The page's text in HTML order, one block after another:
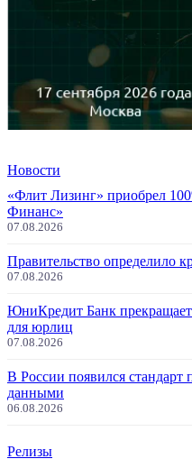
Новости
«Флит Лизинг» приобрел
Финанс»
07.08.2026
Правительство определило
07.08.2026
ЮниКредит Банк
для юрлиц
07.08.2026
В России появился стандарт
данными
06.08.2026
Релизы